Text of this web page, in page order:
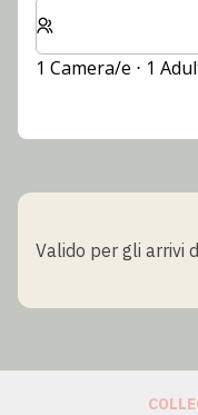
Selezionare il
1 Camera/e ⋅ 1
Valido per gli arrivi